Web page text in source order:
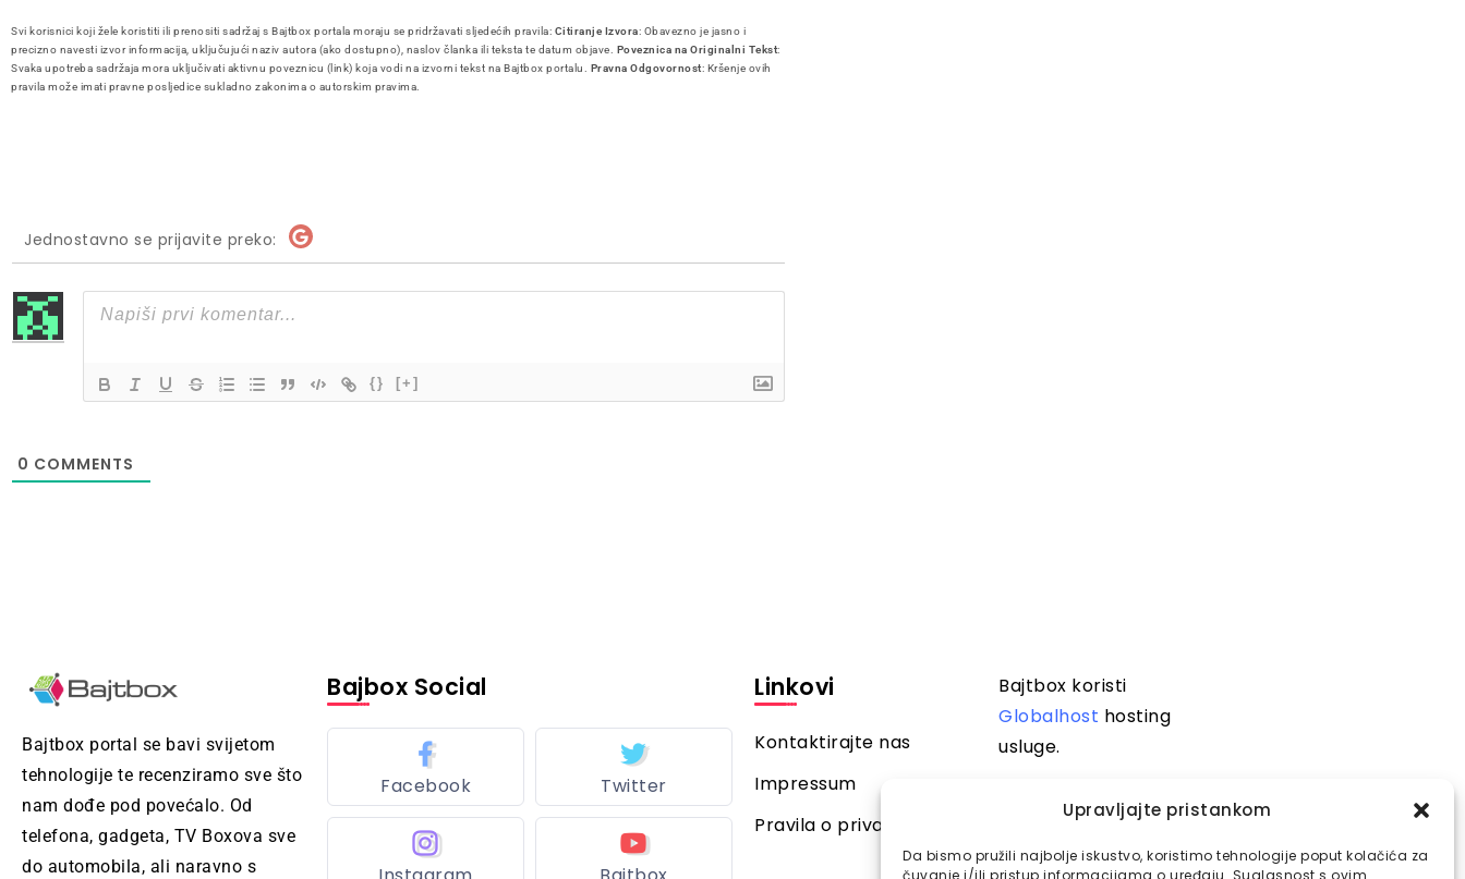
Upravljajte pristankom
Da bismo pružili najbolje iskustvo, koristimo tehnologije poput kolačića za
čuvanje i/ili pristup informacijama o uređaju. Suglasnost s ovim
Svi korisnici koji žele koristiti ili prenositi sadržaj s Bajtbox portala moraju se pridržavati sljedećih pravila: Citiranje Izvora: Obavezno je jasno i
precizno navesti izvor informacija, uključujući naziv autora (ako dostupno), naslov članka ili teksta te datum objave. Poveznica na Originalni Tekst:
Svaka upotreba sadržaja mora uključivati aktivnu poveznicu (link) koja vodi na izvorni tekst na Bajtbox portalu. Pravna Odgovornost: Kršenje ovih
pravila može imati pravne posljedice sukladno zakonima o autorskim pravima.
Jednostavno se prijavite preko:
{} [+]
0 COMMENTS
Bajtbox portal se bavi svijetom
tehnologije te recenziramo sve što
nam dođe pod povećalo. Od
telefona, gadgeta, TV Boxova sve
do automobila, ali naravno s
Bajbox Social
Facebook Twitter
Linkovi
Kontaktirajte nas
Impressum
Pravila o privatnosti
Bajtbox koristi
Globalhost hosting
usluge.